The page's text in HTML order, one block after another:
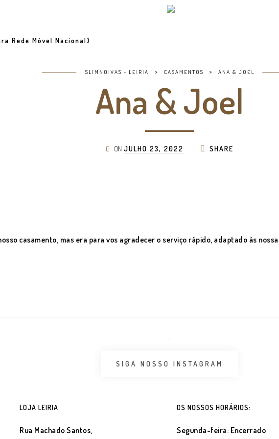
Rede Móvel Nacional)
SLIMNOIVAS - LEIRIA > CASAMENTOS > ANA & JOEL
Ana & Joel
ON JULHO 23, 2022 SHARE
casamento, mas era para vos agradecer o serviço rápido, adaptado às
.
SIGA NOSSO INSTAGRAM
LOJA LEIRIA
Rua Machado Santos,
OS NOSSOS HORÁRIOS:
Segunda-feira: Encerrado